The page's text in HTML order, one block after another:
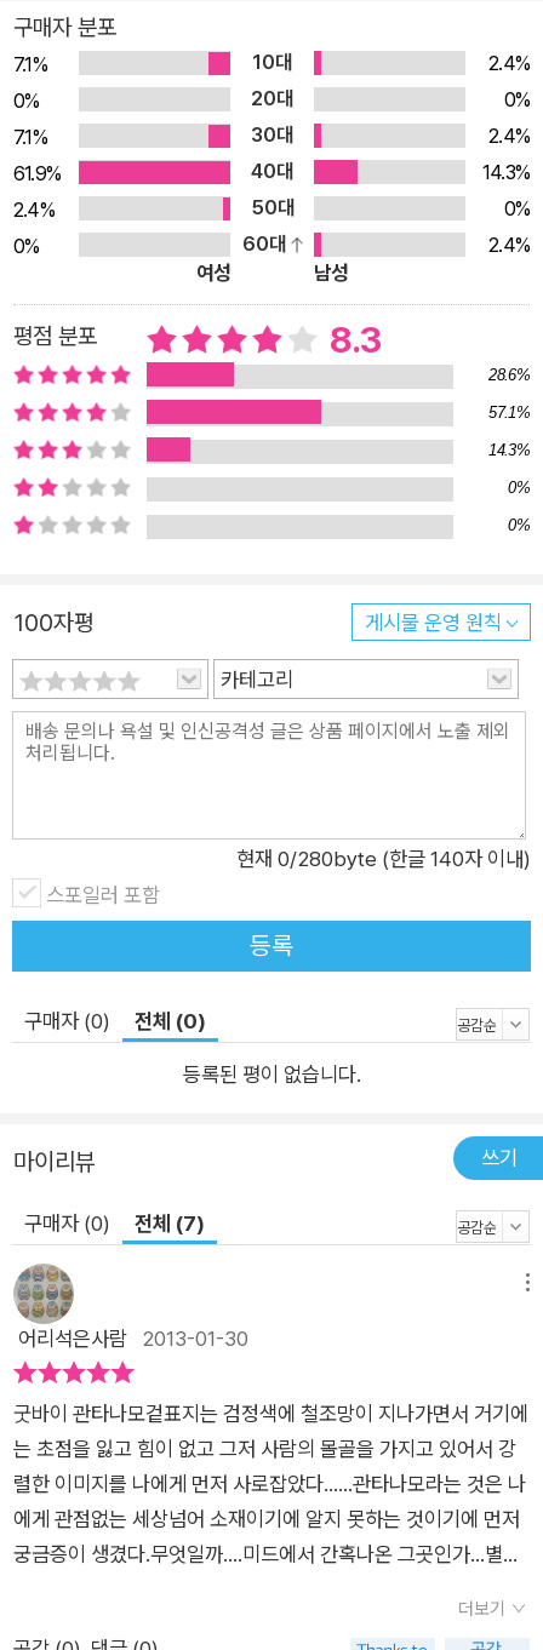
큼이나 자신의 뿌리에 대한 관심이 적고, 평소 부모님의 무슬림
적인 신념과 문화를 못마땅하게 여길 정도로 자신이 영국인임을
당연시 한다. 하지만 방문한 파키스탄에서 칼리드는 테러범으로
오인 받고 관타나모 수용소로 끌려가게 된다. 열다섯 살에서 열일
곱 살을 통과하는 한 소년의 시각에서 바라본 관타나모 수용소는
무슬림 탄압이나 9.11 테러에 대한 보복이라는 사회적인 측면보
다는 개인적인 억울함이 앞선 이해하지 못할 대상이다. 주인공은
머리보다는 몸과 마음으로 이 사건을 겪기에 독자들에게는 오히
게 전달된다. 인간이 만든 거대한 국가 조직과 문명의 폭력은 간
수들이 가하는 끝없이 단순하게 반복되는 심문과 고문으로 대변
된다. 칼리드는 “나는 열다섯 살이에요. 나는 아무 짓도 안 했어
요.”라고 토로하지만 번번이 그 외침은 대상을 잃고 좌절된다. 칼
리드는 선택과 상관없이 무슬림으로 태어났고, 9.11이라는 테러
가 일어난 시기에 우연히 고국을 방문했다. 이러한 일은 여전히
누구에게나 있어날 수 있다. 문명 간, 민족 간, 인종 간 갈등은 21
타나모』는 관타나모 수용소라는 시사적이고 의미 있는 소재를 선
택해 충분히 설득력 있으면서도 소설적 재미도 갖춘 작품으로 연
결시켰다. 문명 간 충돌이 아니더라도 국가 폭력에 의한 아픈 외
상을 갖고 있는 한국 독자들에게도 많은 시사점을 줄 수 있는 소
설이다.
구매자 분포
7.1% 10대
2.4%
0%
20대
0%
7.1%
30대
2.4%
61.9%
40대
14.3%
2.4%
50대
0%
0%
60대
2.4%
여성
남성
평점 분포 8.3
28.6%
57.1%
14.3%
0%
0%
100자평 게시물 운영 원칙
카테고리
현재 0/280byte (한글 140자 이내)
스포일러 포함
등록
구매자 (0) 전체 (0)
등록된 평이 없습니다.
마이리뷰 쓰기
구매자 (0) 전체 (7)
어리석은사람 2013-01-30
굿바이 관타나모겉표지는 검정색에 철조망이 지나가면서 거기에
는 초점을 잃고 힘이 없고 그저 사람의 몰골을 가지고 있어서 강
렬한 이미지를 나에게 먼저 사로잡았다......관타나모라는 것은 나
에게 관점없는 세상넘어 소재이기에 알지 못하는 것이기에 먼저
궁금증이 생겼다.무엇일까....미드에서 간혹나온 그곳인가...별의
제법도 적용받지 않는 무법천지 '관타나모'수감자 780명중 220
더보기